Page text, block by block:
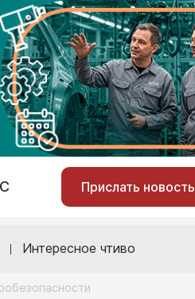
Прислать новость
Интересное чтиво